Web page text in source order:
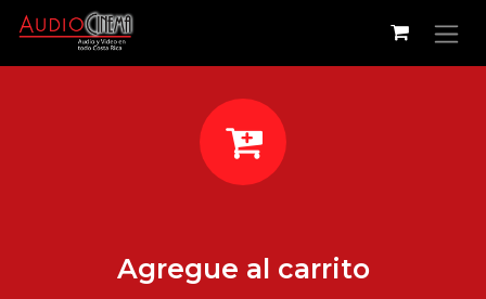
Ir al contenido
Agregue al carrito